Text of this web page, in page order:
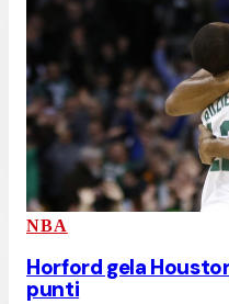
NBA
Horford gela
punti